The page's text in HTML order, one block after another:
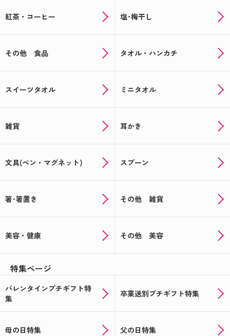
紅茶・コーヒー 塩･梅干し
その他 食品 タオル・ハンカチ
スイーツタオル ミニタオル
雑貨 耳かき
文具(ペン・マグネット) スプーン
箸･箸置き その他 雑貨
美容・健康 その他 美容
特集ページ
バレンタインプチギフト特
集
卒業送別プチギフト特集
母の日特集 父の日特集